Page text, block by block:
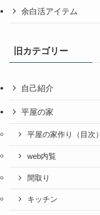
余白活アイテム
旧カテゴリー
自己紹介
平屋の家
平屋の家作り（目次）
web内覧
間取り
キッチン